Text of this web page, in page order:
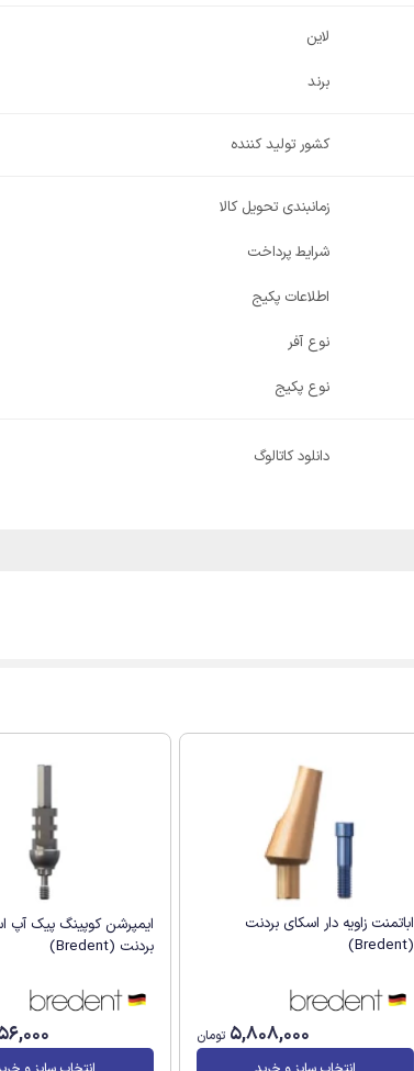
لاین
برند
کشور تولید کننده
زمانبندی تحویل کالا
شرایط پرداخت
اطلاعات پکیج
نوع آفر
نوع پکیج
دانلود کاتالوگ
اباتمنت زاویه دار اسکای بردنت
(Bredent)
5,808,000 تومان
ایمپرشن کوپینگ پیک آپ
بردنت (Bredent)